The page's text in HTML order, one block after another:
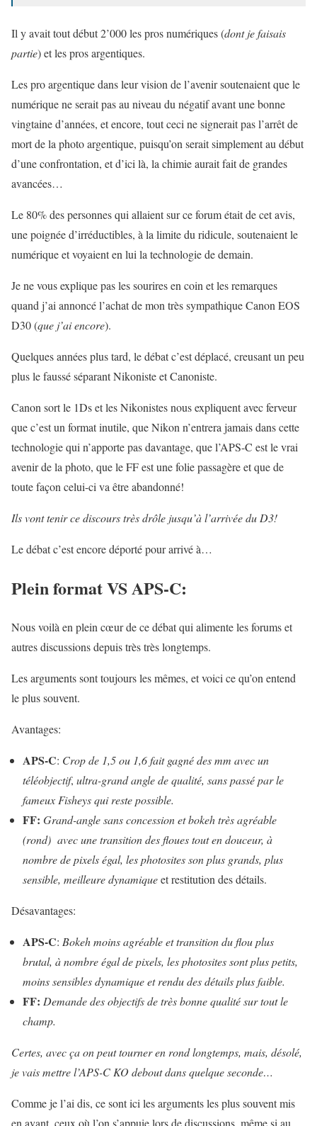
Il y avait tout début 2’000 les pros numériques (dont je faisais
partie) et les pros argentiques.
Les pro argentique dans leur vision de l’avenir soutenaient que le
numérique ne serait pas au niveau du négatif avant une bonne
vingtaine d’années, et encore, tout ceci ne signerait pas l’arrêt de
mort de la photo argentique, puisqu’on serait simplement au début
d’une confrontation, et d’ici là, la chimie aurait fait de grandes
avancées…
Le 80% des personnes qui allaient sur ce forum était de cet avis,
une poignée d’irréductibles, à la limite du ridicule, soutenaient le
numérique et voyaient en lui la technologie de demain.
Je ne vous explique pas les sourires en coin et les remarques
quand j’ai annoncé l’achat de mon très sympathique Canon EOS
D30 (que j’ai encore).
Quelques années plus tard, le débat c’est déplacé, creusant un peu
plus le faussé séparant Nikoniste et Canoniste.
Canon sort le 1Ds et les Nikonistes nous expliquent avec ferveur
que c’est un format inutile, que Nikon n’entrera jamais dans cette
technologie qui n’apporte pas davantage, que l’APS-C est le vrai
avenir de la photo, que le FF est une folie passagère et que de
toute façon celui-ci va être abandonné!
Ils vont tenir ce discours très drôle jusqu’à l’arrivée du D3!
Le débat c’est encore déporté pour arrivé à…
Plein format VS APS-C:
Nous voilà en plein cœur de ce débat qui alimente les forums et
autres discussions depuis très très longtemps.
Les arguments sont toujours les mêmes, et voici ce qu’on entend
le plus souvent.
Avantages:
APS-C: Crop de 1,5 ou 1,6 fait gagné des mm avec un
téléobjectif, ultra-grand angle de qualité, sans passé par le
fameux Fisheys qui reste possible.
FF: Grand-angle sans concession et bokeh très agréable
(rond) avec une transition des floues tout en douceur, à
nombre de pixels égal, les photosites son plus grands, plus
sensible, meilleure dynamiqueet restitution des détails.
Désavantages:
APS-C: Bokeh moins agréable et transition du flou plus
brutal, à nombre égal de pixels, les photosites sont plus petits,
moins sensibles dynamique et rendu des détails plus faible.
FF: Demande des objectifs de très bonne qualité sur tout le
champ.
Certes, avec ça on peut tourner en rond longtemps, mais, désolé,
je vais mettre l’APS-C KO debout dans quelque seconde…
Comme je l’ai dis, ce sont ici les arguments les plus souvent mis
en avant, ceux où l’on s’appuie lors de discussions, même si au